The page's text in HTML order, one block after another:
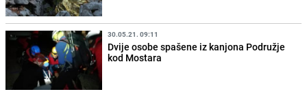
30.05.21. 09:11
Dvije osobe spašene iz kanjona Podružje
kod Mostara